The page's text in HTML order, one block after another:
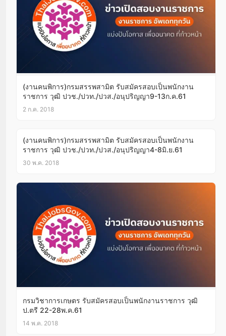
(งานคนพิการ)กรมสรรพสามิต รับสมัครสอบเป็นพนักงาน
ราชการ วุฒิ ปวช./ปวท./ปวส./อนุปริญญา9-13ก.ค.61
2 ก.ค. 2018
(งานคนพิการ)กรมสรรพสามิต รับสมัครสอบเป็นพนักงาน
ราชการ วุฒิ ปวช./ปวท./ปวส./อนุปริญญา4-8มิ.ย.61
30 พ.ค. 2018
กรมวิชาการเกษตร รับสมัครสอบเป็นพนักงานราชการ วุฒิ
ป.ตรี 22-28พ.ค.61
14 พ.ค. 2018